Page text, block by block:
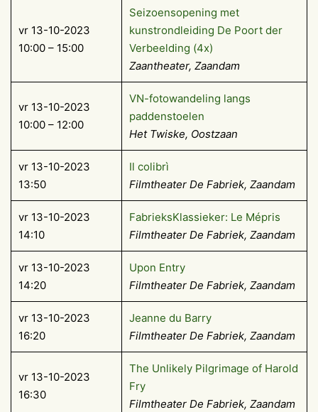
vr 13-10-2023
10:00 – 15:00
Seizoensopening met
kunstrondleiding De Poort der
Verbeelding (4x)
Zaantheater, Zaandam
vr 13-10-2023
10:00 – 12:00
VN-fotowandeling langs
paddenstoelen
Het Twiske, Oostzaan
vr 13-10-2023
13:50
Il colibrì
Filmtheater De Fabriek, Zaandam
vr 13-10-2023
14:10
FabrieksKlassieker: Le Mépris
Filmtheater De Fabriek, Zaandam
vr 13-10-2023
14:20
Upon Entry
Filmtheater De Fabriek, Zaandam
vr 13-10-2023
16:20
Jeanne du Barry
Filmtheater De Fabriek, Zaandam
vr 13-10-2023
16:30
The Unlikely Pilgrimage of Harold
Fry
Filmtheater De Fabriek, Zaandam